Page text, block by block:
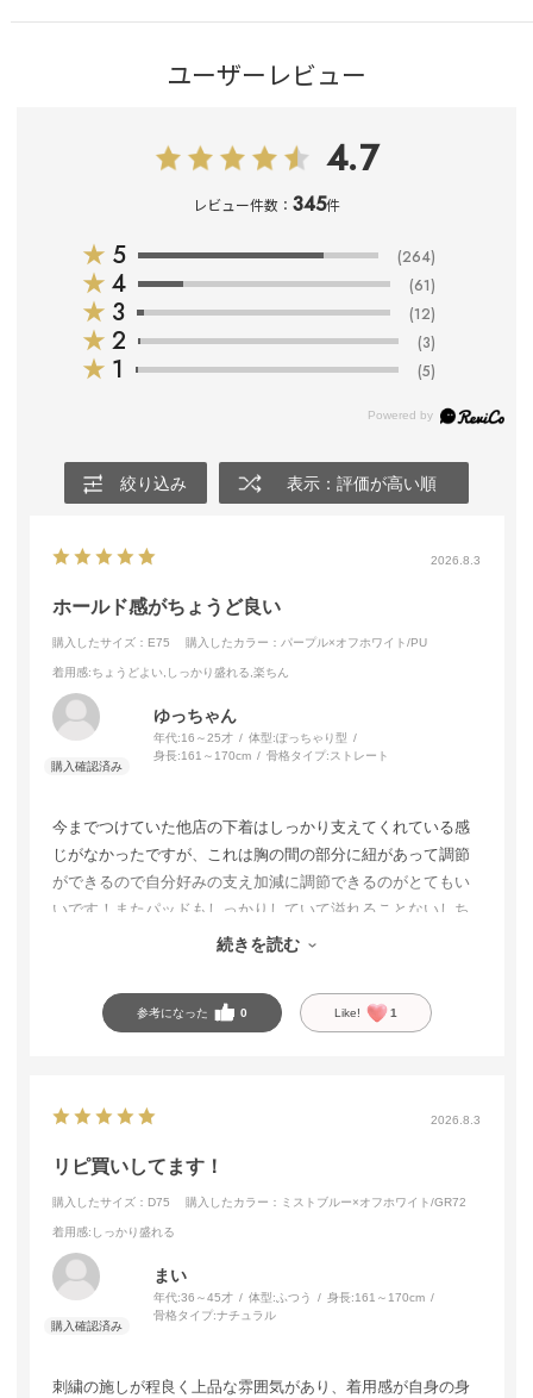
ユーザーレビュー
4.7
レビュー件数： 345件
★ 5 (264)
★ 4 (61)
★ 3 (12)
★ 2 (3)
★ 1 (5)
絞り込み 表示：評価が高い順
2026.8.3
ホールド感がちょうど良い
購入したサイズ：E75 購入したカラー：パープル×オフホワイト/PU
着用感:ちょうどよい,しっかり盛れる,楽ちん
ゆっちゃん
年代:16～25才 体型:ぽっちゃり型
身長:161～170cm 骨格タイプ: ストレート
今までつけていた他店の下着はしっかり支えてくれている感
じがなかったですが、これは胸の間の部分に紐があって調節
ができるので自分好みの支え加減に調節できるのがとてもい
いです！またパッドもしっかりしていて溢れることないしち
ゃんと綺麗な形で保ってくれるのでスタイル良く見えます😊
続きを読む
参考になった 0 Like! 1
2026.8.3
リピ買いしてます！
購入したサイズ：D75 購入したカラー：ミストブルー×オフホワイト/GR72
着用感:しっかり盛れる
まい
年代:36～45才 体型:ふつう 身長:161～170cm
骨格タイプ:ナチュラル
刺繍の施しが程良く上品な雰囲気があり、着用感が自身の身